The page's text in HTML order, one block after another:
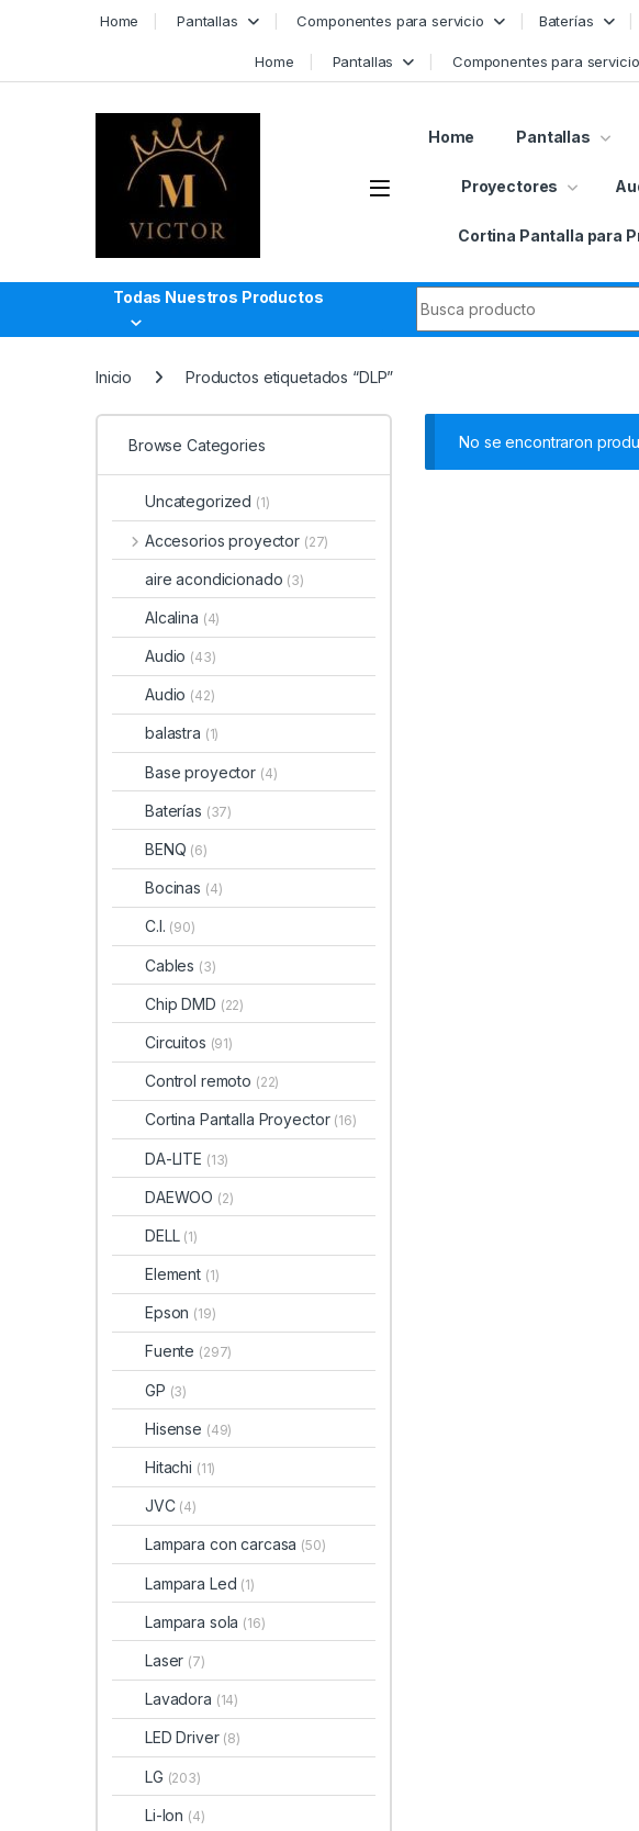
Home Pantallas Componentes para servicio Baterías
Home Pantallas Componentes para servicio
Home Pantallas
Proyectores
Cortina Pantalla para
Todas Nuestros Productos
Inicio Productos etiquetados “DLP”
No se encontraron
Browse Categories
Uncategorized (1)
Accesorios proyector (27)
aire acondicionado (3)
Alcalina (4)
Audio (43)
Audio (42)
balastra (1)
Base proyector (4)
Baterías (37)
BENQ (6)
Bocinas (4)
C.I. (90)
Cables (3)
Chip DMD (22)
Circuitos (91)
Control remoto (22)
Cortina Pantalla Proyector (16)
DA-LITE (13)
DAEWOO (2)
DELL (1)
Element (1)
Epson (19)
Fuente (297)
GP (3)
Hisense (49)
Hitachi (11)
JVC (4)
Lampara con carcasa (50)
Lampara Led (1)
Lampara sola (16)
Laser (7)
Lavadora (14)
LED Driver (8)
LG (203)
Li-Ion (4)